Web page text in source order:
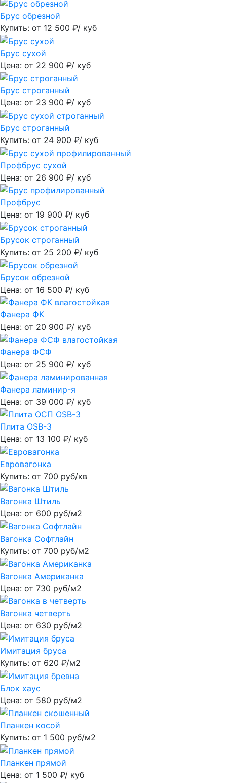
Брус обрезной
Купить: от 12 500 ₽/ куб
Брус сухой
Цена: от 22 900 ₽/ куб
Брус строганный
Цена: от 23 900 ₽/ куб
Брус строганный
Купить: от 24 900 ₽/ куб
Профбрус сухой
Цена: от 26 900 ₽/ куб
Профбрус
Цена: от 19 900 ₽/ куб
Брусок строганный
Купить: от 25 200 ₽/ куб
Брусок обрезной
Цена: от 16 500 ₽/ куб
Фанера ФК
Цена: от 20 900 ₽/ куб
Фанера ФСФ
Цена: от 25 900 ₽/ куб
Фанера ламинир-я
Цена: от 39 000 ₽/ куб
Плита OSB-3
Цена: от 13 100 ₽/ куб
Евровагонка
Купить: от 700 руб/кв
Вагонка Штиль
Цена: от 600 руб/м2
Вагонка Софтлайн
Купить: от 700 руб/м2
Вагонка Американка
Цена: от 730 руб/м2
Вагонка четверть
Цена: от 630 руб/м2
Имитация бруса
Купить: от 620 ₽/м2
Блок хаус
Цена: от 580 руб/м2
Планкен косой
Купить: от 1 500 руб/м2
Планкен прямой
Цена: от 1 500 ₽/ куб